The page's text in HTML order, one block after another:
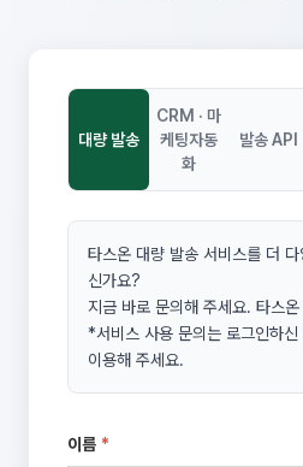
대량 발송
CRM · 마
케팅자동
화
발송 API
타스온 대량 발송 서비스를 더
신가요?
지금 바로 문의해 주세요. 타스
*서비스 사용 문의는 로그인하
이용해 주세요.
이름 *